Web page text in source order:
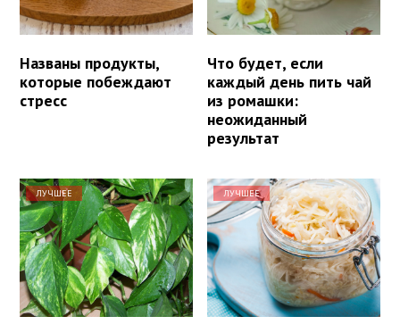
Названы продукты,
которые побеждают
стресс
Что будет, если
каждый день пить чай
из ромашки:
неожиданный
результат
ЛУЧШЕЕ ЛУЧШЕЕ